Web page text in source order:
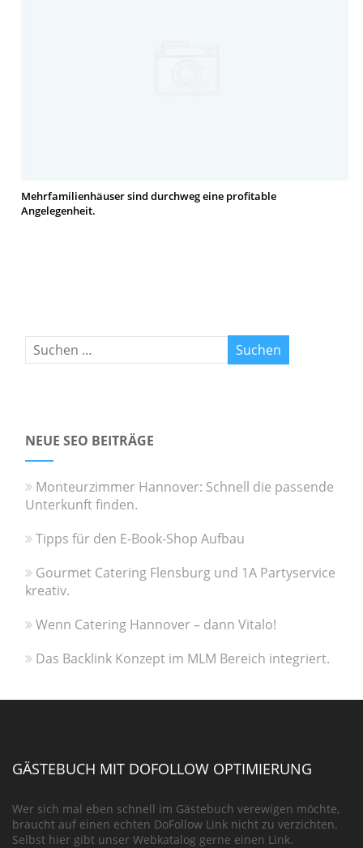
Mehrfamilienhäuser sind durchweg eine profitable
Angelegenheit.
NEUE SEO BEITRÄGE
Monteurzimmer Hannover: Schnell die passende
Unterkunft finden.
Tipps für den E-Book-Shop Aufbau
Gourmet Catering Flensburg und 1A Partyservice
kreativ.
Wenn Catering Hannover – dann Vitalo!
Das Backlink Konzept im MLM Bereich integriert.
GÄSTEBUCH MIT DOFOLLOW OPTIMIERUNG
Wer sich mal eben schnell im Gästebuch verewigen möchte,
braucht auf einen echten DoFollow Link nicht zu verzichten.
Selbst hier gibt unser Webkatalog gerne einen Link.